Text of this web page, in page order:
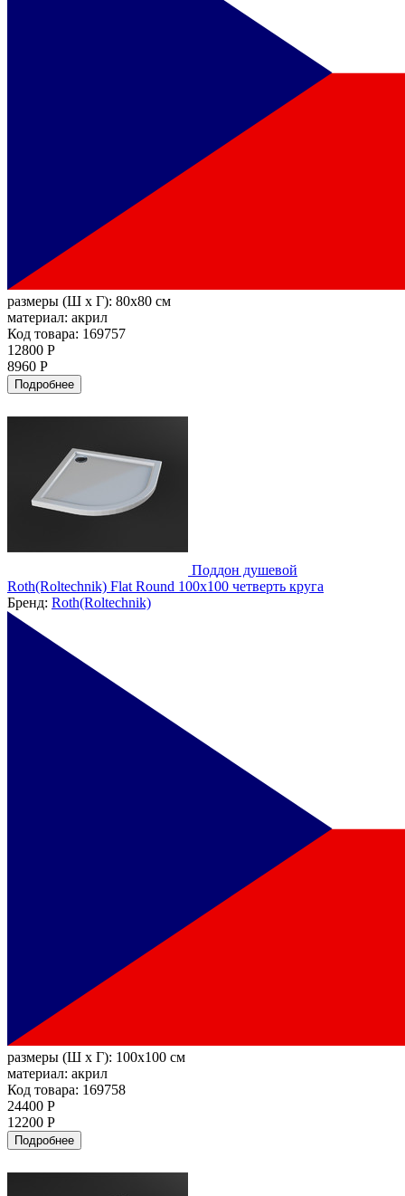
размеры (Ш х Г): 80x80 см
материал: акрил
Код товара: 169757
12800 Р
8960 Р
Подробнее
Поддон душевой
Roth(Roltechnik) Flat Round 100x100 четверть круга
Бренд: Roth(Roltechnik)
размеры (Ш х Г): 100x100 см
материал: акрил
Код товара: 169758
24400 Р
12200 Р
Подробнее